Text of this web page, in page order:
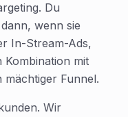
Du
wenn sie
In-Stream-Ads,
Kombination mit
mächtiger Funnel.
Wir